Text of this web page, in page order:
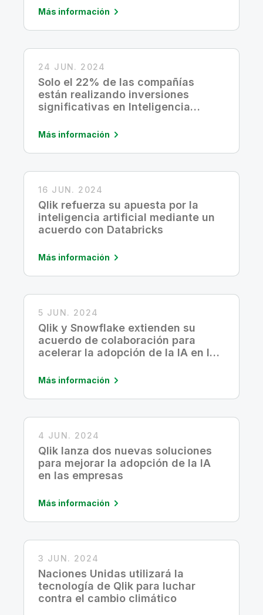
Más información
24 JUN. 2024
Solo el 22% de las compañías
están realizando inversiones
significativas en Inteligencia
Más información
16 JUN. 2024
Qlik refuerza su apuesta por la
inteligencia artificial mediante un
acuerdo con Databricks
Más información
5 JUN. 2024
Qlik y Snowflake extienden su
acuerdo de colaboración para
acelerar la adopción de la IA en las
Más información
4 JUN. 2024
Qlik lanza dos nuevas soluciones
para mejorar la adopción de la IA
en las empresas
Más información
3 JUN. 2024
Naciones Unidas utilizará la
tecnología de Qlik para luchar
contra el cambio climático